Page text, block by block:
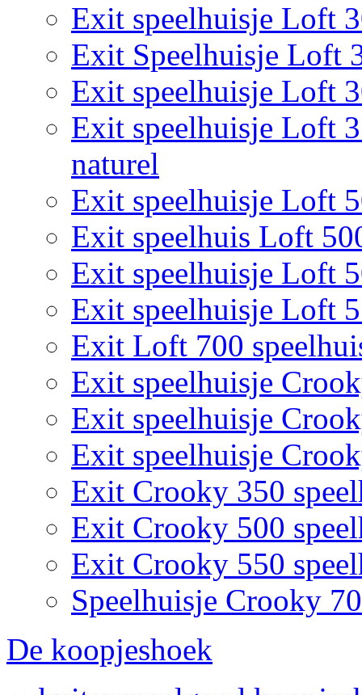
Exit speelhuisje Loft
Exit Speelhuisje Loft
Exit speelhuisje Loft
Exit speelhuisje Loft
naturel
Exit speelhuisje Loft
Exit speelhuis Loft
Exit speelhuisje Loft
Exit speelhuisje Loft
Exit Loft 700
Exit speelhuisje
Exit speelhuisje
Exit speelhuisje
Exit Crooky 350
Exit Crooky 500
Exit Crooky 550
Speelhuisje Crooky
De koopjeshoek